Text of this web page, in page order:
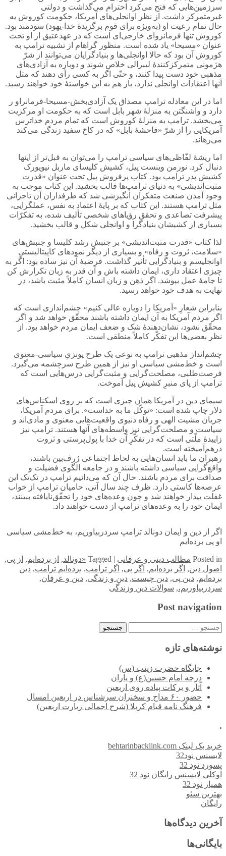
سرزمین‌هایی که فتح می‌کرد احترام می‌گذاشت و دولتی
غیرمتمرکز داشت. از نظر اوانجلی‌های آمریکا، حکومت کوروش به
حال تمام رعیت‌ او (به‌ویژه برای قوم برگزیدۀ خدا-یهود) سودمند بود.
کوروش تنها فرمانروای خارجی‌ای است که در عهدعتیق از او تحت
عنوان «مسیحا» یاد شده است. منظور گراهام از تشبیه ترامپ به
کوروش آن بود که حالا اوانجلی‌ها و بنیادگرایان می‌توانند از شرّ
هژمونی متمرکزکنندۀ لیبرالی خلاص شوند و دوباره به آزادی‌های
مذهبی خود دست پیدا کنند، و حتّی اگر به کسی رأی دهند که مثل
آنها اعتقادات اوانجلی ندارد، باز هم به این خواستۀ خود خواهند رسید.
اما در این معادله ترامپ مصداق یک آزادی‌بخش-مسیحا-فرمانراو ر
دارد و واشنگتن به منزلۀ شهر بابل است که به حکومت او مرکزیت
می‌بخشد. ترامپ به منزلۀ کوروش است که تمام مردم خداترس
آمریکایی را از شرّ «فاحشۀ بابل» که در کاخ سفید زندگی می‌کند
می‌رهاند.
اما ریشۀ لفّاظی‌های سیاسی ترامپ را می‌توان به قبل‌تر از اینها
دنبال کرد. نورمن وینست پیل، کشیش کلیسای ماربل نیویورک
کشیش پدر ترامپ بود. کتاب پرفروش پیل تحت عنوان «قدرت
مثبت‌اندیشی» به دنیای ترامپ‌ها قالب بخشید. این کتاب موجب به
وجود آمدن صنعت متفکران انگیزشی شد که طرفداران آن تاجرانی
مثل ترامپ هستند. این کتاب که بر پایۀ اعتماد به نفس، عملگرایی،
پیشرفت تصاعدی و تحقق رؤیاهای شخصی تألیف شده، به تفکرّات
بسیاری از کشیشان بنیادگرا و اوانجلی شکل و قالب بخشید.
لذا کتاب «قدرت مثبت‌اندیشی» بر جنبش رشد کلیسا و جنبش‌های
«سلامت، ثروت و رفاه» و بسیاری از دیگر نمودهای کاپیتالیستیِ
اوانجلیسم و بنیادگرایی تأثیر گذاشت. فرضیۀ آن نیز ساده بود: اگر به
چیزی اعتقاد داری، ایمان داشته باش و آن قدر به زبان تکرارش کن
تا جامۀ عمل بپوشد. اگر ذهن و زبان انسان کاملاً مثبت باشد، در
نهایت به هدف خود خواهد رسید.
بنابراین شعارِ «آمریکا را دوباره عالی کنیم» چشم‌اندازی است که
اگر مردم آمریکا به آن ایمان داشته باشند محقّق خواهد شد و اگر
محقّق نشود، نشان‌دهندۀ شک و ضعف ایمان مردم خواهد بود. از
نظر بعضی‌ها این تفکّر کاملاً منطقی است.
چشم‌انداز مذهبی ترامپ به نوعی یک طرح پونزیِ سیاسی-معنوی
است و خط‌مشی سیاسی او نیز از همین طرح سرچشمه می‌گیرد.
فرصت‌طلبی، مصلحت‌گرایی و مثبت‌گرایی درس‌هایی است که
ترامپ از پای منبرِ کشیش پیل آموخت.
سیمای دین در آمریکا همان چیزی است که بر روی اسکناس‌های
دلار چاپ شده است: «توکّل ما به خداست». برای مردم آمریکا،
جریان مشیت الهی و رفاه دنیوی واقعیت‌هایی معنوی و مادی‌‌اند و
سیاست و مصلحت‌گرایی نیز واسطه‌های آنها هستند. ترامپ نیز
زاییدۀ ملّتی است که در تفکّرِ آن خدا با پول‌پرستی و ثروت
درهم‌آمیخته است.
رهبران ما باید انسان‌هایی به لحاظ اجتماعی ژرف‌بین باشند،
واقع‌گرایی سیاسی داشته باشند و در جامعه الگوی فضیلت و
صداقت برای مردم باشند. حال آن که می‌دانیم ترامپ در تک‌تک این
عرصه‌ها کاستی دارد. ظرف چند سال آتی، حامیان ترامپ از خواب
غفلت بیدار خواهند شد و چون وعده‌های خود را تحقّق‌نایافته ببینند،
ایمان خود را به وعده‌های ترامپ از دست خواهند داد.
اگر از دین و ایمان دونالد ترامپ سردربیاوریم، به خط‌مشی سیاسی
او پی برده‌ایم
Posted in مطالب دینی و عرفانی |
Tagged «دونالد, از برده‌ایم, از پی,
اصول دین, اگر برده‌ایم, اگر پی, اگر ترامپ, برده‌ایم ترامپ, دین
برده‌ایم, دین پی, دین چیست, دین و زندگی, دین و عرفان,
سردربیاوریم،, سوالات دین وزندگی
Post navigation
جستجو
نوشته‌های تازه
جایگاه حضرت زینب (س)
درجه امام حسین(ع) و یاران
آثار و برکات پیاده روی اربعین
حضور ۶۰ مداح و سخنران سرشناس در اربعین امسال
فرهنگ نامه قیام کربلا (شرح اجمالی زیارت اربعین)
.
خرید بک لینک behtarinbacklink.com
لایسنس نود32
پسورد نود 32
اوکلی لایسنس رایگان نود 32
همیار نود 32
بهترین سئو
رایگان
آخرین دیدگاه‌ها
بایگانی‌ها